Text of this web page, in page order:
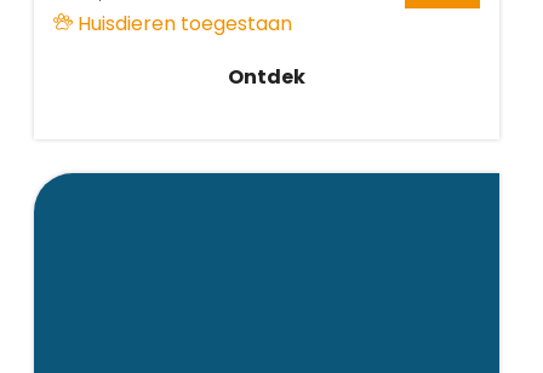
Huisdieren toegestaan
Ontdek